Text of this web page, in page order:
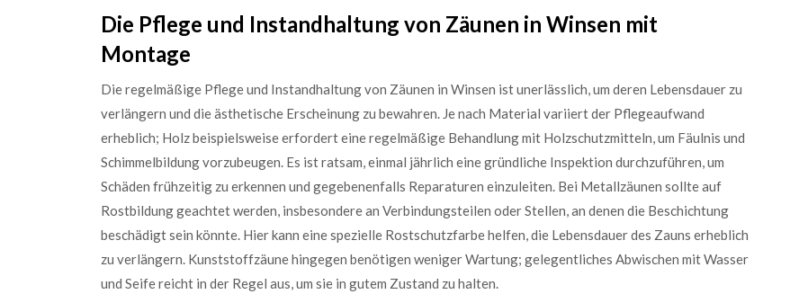
Die Pflege und Instandhaltung von Zäunen in Winsen mit
Montage
Die regelmäßige Pflege und Instandhaltung von Zäunen in Winsen ist unerlässlich, um deren Lebensdauer zu
verlängern und die ästhetische Erscheinung zu bewahren. Je nach Material variiert der Pflegeaufwand
erheblich; Holz beispielsweise erfordert eine regelmäßige Behandlung mit Holzschutzmitteln, um Fäulnis und
Schimmelbildung vorzubeugen. Es ist ratsam, einmal jährlich eine gründliche Inspektion durchzuführen, um
Schäden frühzeitig zu erkennen und gegebenenfalls Reparaturen einzuleiten. Bei Metallzäunen sollte auf
Rostbildung geachtet werden, insbesondere an Verbindungsteilen oder Stellen, an denen die Beschichtung
beschädigt sein könnte. Hier kann eine spezielle Rostschutzfarbe helfen, die Lebensdauer des Zauns erheblich
zu verlängern. Kunststoffzäune hingegen benötigen weniger Wartung; gelegentliches Abwischen mit Wasser
und Seife reicht in der Regel aus, um sie in gutem Zustand zu halten.